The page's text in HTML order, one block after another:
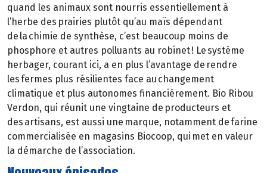
quand les animaux sont nourris essentiellement à
l’herbe des prairies plutôt qu’au maïs dépendant
de la chimie de synthèse, c’est beaucoup moins de
phosphore et autres polluants au robinet ! Le système
herbager, courant ici, a en plus l’avantage de rendre
les fermes plus résilientes face au changement
climatique et plus autonomes financièrement. Bio Ribou
Verdon, qui réunit une vingtaine de producteurs et
des artisans, est aussi une marque, notamment de farine
commercialisée en magasins Biocoop, qui met en valeur
la démarche de l’association.